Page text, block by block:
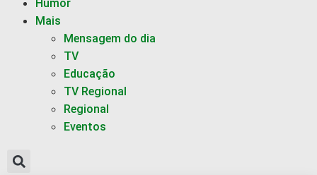
Humor
Mais
Mensagem do dia
TV
Educação
TV Regional
Regional
Eventos